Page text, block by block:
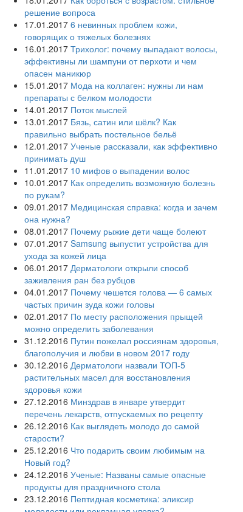
решение вопроса
17.01.2017 6 невинных проблем кожи,
говорящих о тяжелых болезнях
16.01.2017 Трихолог: почему выпадают волосы,
эффективны ли шампуни от перхоти и чем
опасен маникюр
15.01.2017 Мода на коллаген: нужны ли нам
препараты с белком молодости
14.01.2017 Поток мыслей
13.01.2017 Бязь, сатин или шёлк? Как
правильно выбрать постельное бельё
12.01.2017 Ученые рассказали, как эффективно
принимать душ
11.01.2017 10 мифов о выпадении волос
10.01.2017 Как определить возможную болезнь
по рукам?
09.01.2017 Медицинская справка: когда и зачем
она нужна?
08.01.2017 Почему рыжие дети чаще болеют
07.01.2017 Samsung выпустит устройства для
ухода за кожей лица
06.01.2017 Дерматологи открыли способ
заживления ран без рубцов
04.01.2017 Почему чешется голова — 6 самых
частых причин зуда кожи головы
02.01.2017 По месту расположения прыщей
можно определить заболевания
31.12.2016 Путин пожелал россиянам здоровья,
благополучия и любви в новом 2017 году
30.12.2016 Дерматологи назвали ТОП-5
растительных масел для восстановления
здоровья кожи
27.12.2016 Минздрав в январе утвердит
перечень лекарств, отпускаемых по рецепту
26.12.2016 Как выглядеть молодо до самой
старости?
25.12.2016 Что подарить своим любимым на
Новый год?
24.12.2016 Ученые: Названы самые опасные
продукты для праздничного стола
23.12.2016 Пептидная косметика: эликсир